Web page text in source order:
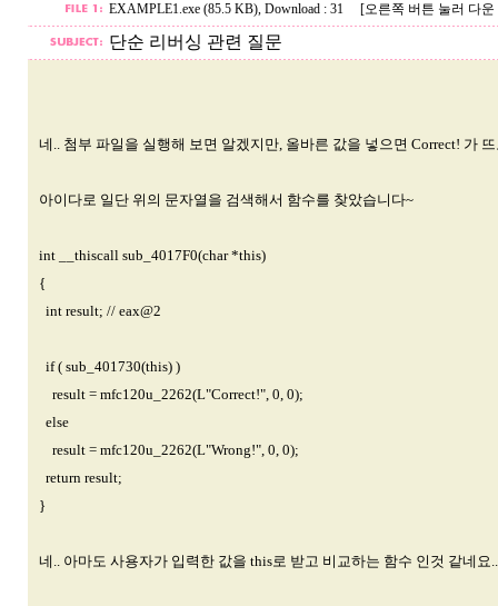
EXAMPLE1.exe (85.5 KB), Download : 31 [오른쪽 버튼 눌러 다운
단순 리버싱 관련 질문
네.. 첨부 파일을 실행해 보면 알겠지만, 올바른 값을 넣으면 Correct! 가
아이다로 일단 위의 문자열을 검색해서 함수를 찾았습니다~
int __thiscall sub_4017F0(char *this)
{
int result; // eax@2
if ( sub_401730(this) )
result = mfc120u_2262(L"Correct!", 0, 0);
else
result = mfc120u_2262(L"Wrong!", 0, 0);
return result;
}
네.. 아마도 사용자가 입력한 값을 this로 받고 비교하는 함수 인것 같네요..